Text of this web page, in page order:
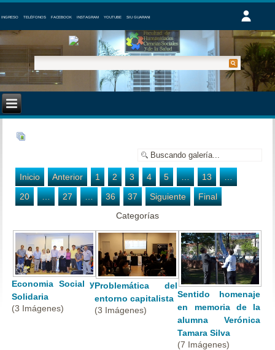
INGRESO TELÉFONOS FACEBOOK INSTAGRAM YOUTUBE SIU GUARANI
Inicio Anterior 1 2 3 4 5 … 13
…
20
… 27 … 36 37 Siguiente
Final
Categorías
Economia Social y
Solidaria
(3 Imágenes)
Problemática del
entorno capitalista
(3 Imágenes)
Sentido homenaje
en memoria de la
alumna Verónica
Tamara Silva
(7 Imágenes)